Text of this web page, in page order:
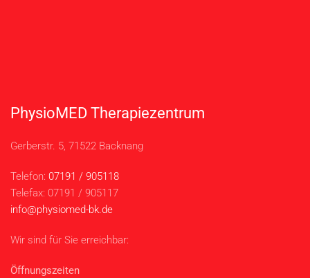
PhysioMED Therapiezentrum
Gerberstr. 5, 71522 Backnang
Telefon: 07191 / 905118
Telefax: 07191 / 905117
info@physiomed-bk.de
Wir sind für Sie erreichbar:
Öffnungszeiten